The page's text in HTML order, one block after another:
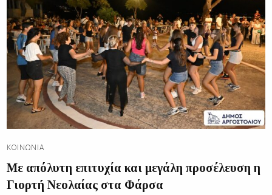
ΚΟΙΝΩΝΊΑ
Με απόλυτη επιτυχία και μεγάλη προσέλευση η
Γιορτή Νεολαίας στα Φάρσα